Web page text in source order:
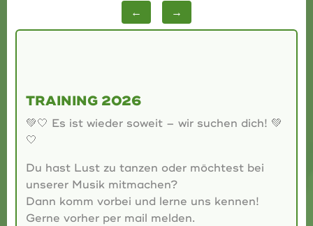
← →
TRAINING 2026
💚🤍 Es ist wieder soweit – wir suchen dich! 💚
🤍
Du hast Lust zu tanzen oder möchtest bei
unserer Musik mitmachen?
Dann komm vorbei und lerne uns kennen!
Gerne vorher per mail melden.